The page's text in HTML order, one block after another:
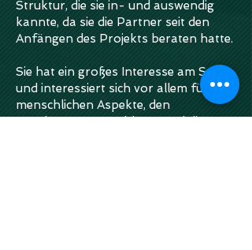
Struktur, die sie in- und auswendig
kannte, da sie die Partner seit den
Anfängen des Projekts beraten hatte.
Sie hat ein großes Interesse am Sport
und interessiert sich vor allem für die
menschlichen Aspekte, den
Werdegang von Athleten und die